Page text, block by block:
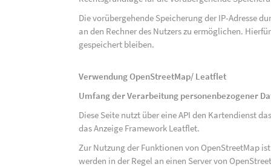
Die vorübergehende Speicherung der IP-Adresse
an den Rechner des Nutzers zu ermöglichen.
gespeichert bleiben.
Verwendung OpenStreetMap/ Leatflet
Umfang der Verarbeitung personenbezogener
Diese Seite nutzt über eine API den Kartendienst
das Anzeige Framework Leatflet.
Zur Nutzung der Funktionen von OpenStreetMap
werden in der Regel an einen Server von